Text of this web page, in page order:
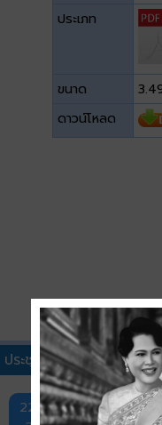
ประเภท
ขนาด
ดาวน์โหลด
ประชุมหัวหน้าส่วนราชการ
22 มิ.ย.
รายงานการปร
เทศบาลเมือง